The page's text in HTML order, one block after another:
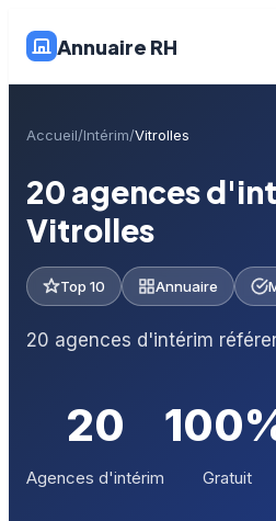
Annuaire RH
Accueil Intérim Vitrolles
20 agences
Vitrolles
Top 10 Annuaire
20 agences d'intérim
20
Agences d'intérim Gratuit